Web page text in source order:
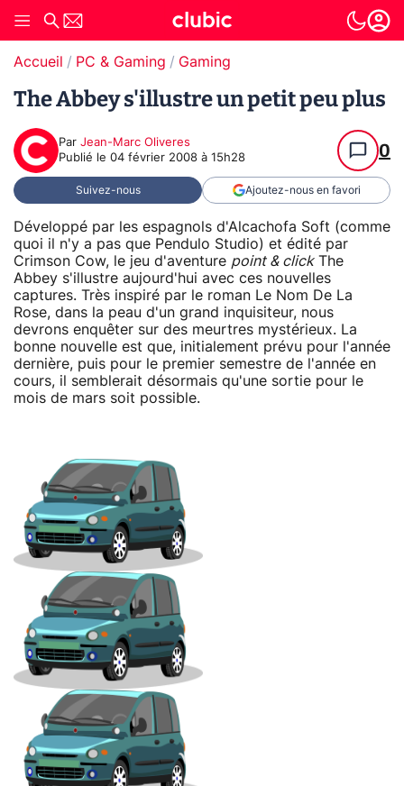
Accueil PC & Gaming Gaming
The Abbey s'illustre un petit peu plus
Par Jean-Marc Oliveres
Publié le 04 février 2008 à 15h28 0
Suivez-nous Ajoutez-nous en favori
Développé par les espagnols d'Alcachofa Soft (comme
quoi il n'y a pas que Pendulo Studio) et édité par
Crimson Cow, le jeu d'aventure point & clickThe
Abbey s'illustre aujourd'hui avec ces nouvelles
captures. Très inspiré par le roman Le Nom De La
Rose, dans la peau d'un grand inquisiteur, nous
devrons enquêter sur des meurtres mystérieux. La
bonne nouvelle est que, initialement prévu pour l'année
dernière, puis pour le premier semestre de l'année en
cours, il semblerait désormais qu'une sortie pour le
mois de mars soit possible.